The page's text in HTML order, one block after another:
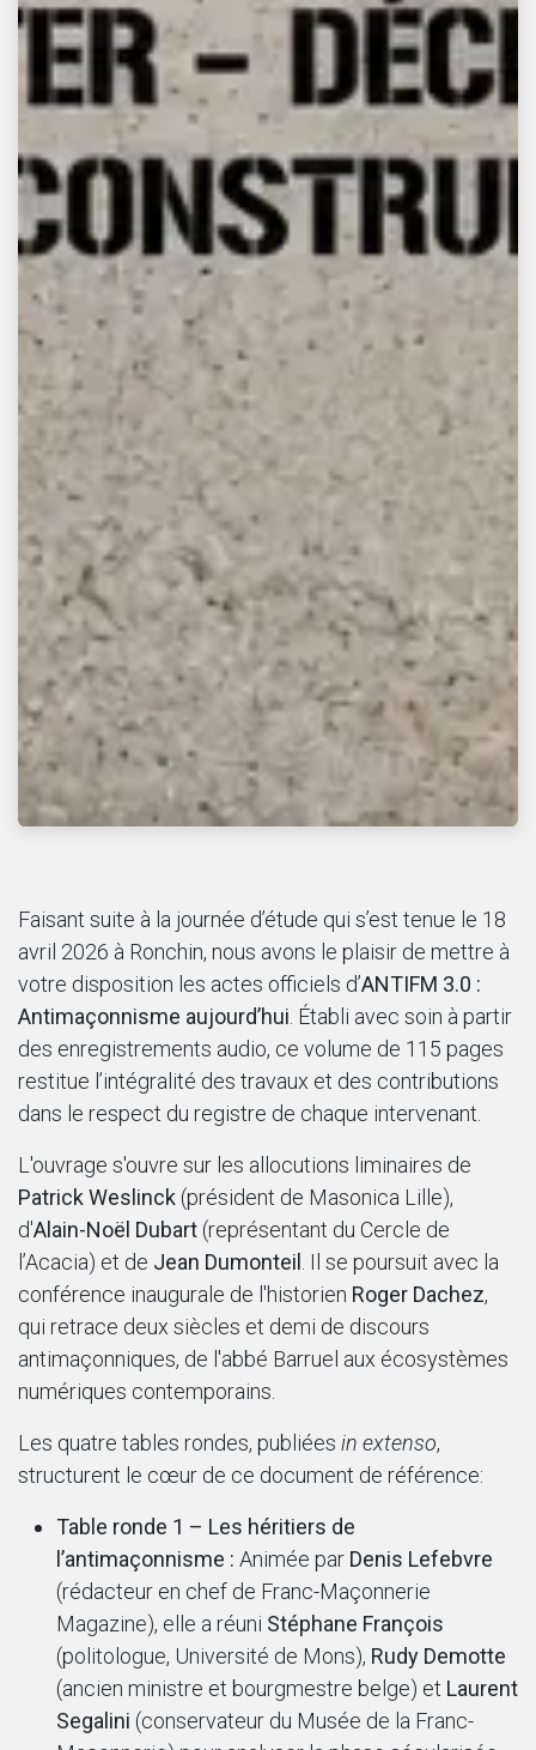
Faisant suite à la journée d’étude qui s’est tenue le 18
avril 2026 à Ronchin, nous avons le plaisir de mettre à
votre disposition les actes officiels d’ANTIFM 3.0 :
Antimaçonnisme aujourd’hui. Établi avec soin à partir
des enregistrements audio, ce volume de 115 pages
restitue l’intégralité des travaux et des contributions
dans le respect du registre de chaque intervenant.
L'ouvrage s'ouvre sur les allocutions liminaires de
Patrick Weslinck (président de Masonica Lille),
d'Alain-Noël Dubart (représentant du Cercle de
l’Acacia) et de Jean Dumonteil . Il se poursuit avec la
conférence inaugurale de l'historien Roger Dachez,
qui retrace deux siècles et demi de discours
antimaçonniques, de l'abbé Barruel aux écosystèmes
numériques contemporains.
Les quatre tables rondes, publiées in extenso,
structurent le cœur de ce document de référence:
Table ronde 1 – Les héritiers de
l’antimaçonnisme : Animée par Denis Lefebvre
(rédacteur en chef de Franc-Maçonnerie
Magazine), elle a réuni Stéphane François
(politologue, Université de Mons), Rudy Demotte
(ancien ministre et bourgmestre belge) et Laurent
Segalini (conservateur du Musée de la Franc-